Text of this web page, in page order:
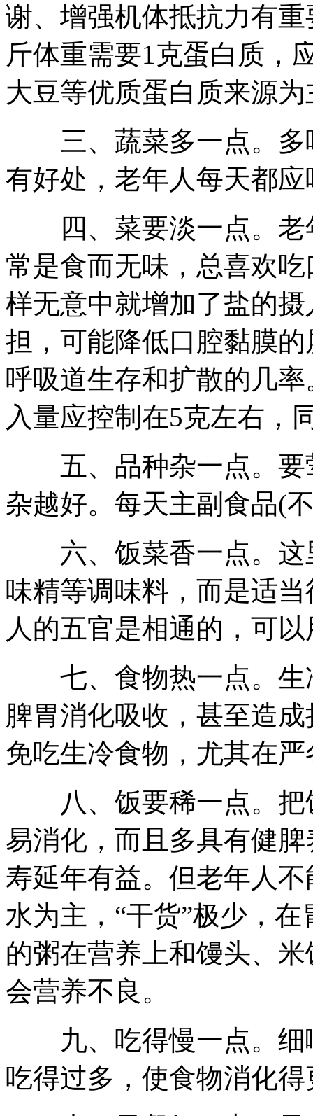
谢、增强机体抵抗力有
斤体重需要1克蛋白质，
大豆等优质蛋白质来源为
三、蔬菜多一点。多
有好处，老年人每天都
四、菜要淡一点。老
常是食而无味，总喜欢
样无意中就增加了盐的
担，可能降低口腔黏膜
呼吸道生存和扩散的几
入量应控制在5克左右，
五、品种杂一点。要
杂越好。每天主副食品(
六、饭菜香一点。这
味精等调味料，而是适
人的五官是相通的，可
七、食物热一点。生
脾胃消化吸收，甚至造
免吃生冷食物，尤其在
八、饭要稀一点。把
易消化，而且多具有健
寿延年有益。但老年人
水为主，“干货”极少，
的粥在营养上和馒头、
会营养不良。
九、吃得慢一点。细
吃得过多，使食物消化得